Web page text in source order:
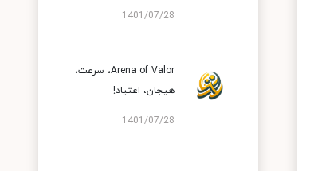
1401/07/28
Arena of Valor، سرعت،
هیجان، اعتیاد!
1401/07/28